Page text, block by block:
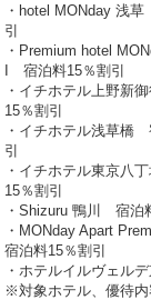
・hotel MONday 浅
引
・Premium hotel
I 宿泊料15％割引
・イチホテル上野新
15％割引
・イチホテル浅草橋
引
・イチホテル東京八
15％割引
・Shizuru 鴨川 宿泊
・MONday Apart
宿泊料15％割引
・ホテルイルヴェル
※対象ホテル、優待